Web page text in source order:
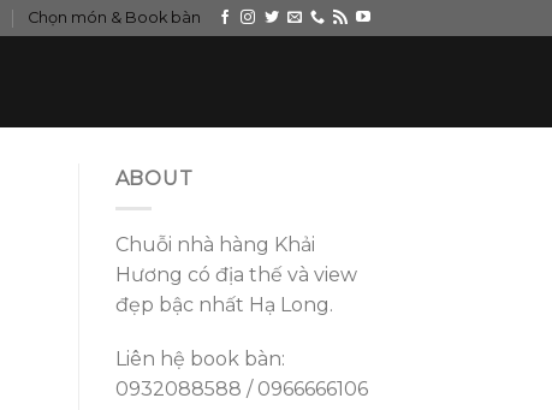
Chọn món & Book bàn
ABOUT
Chuỗi nhà hàng Khải
Hương có địa thế và view
đẹp bậc nhất Hạ Long.
Liên hệ book bàn:
0932088588 / 0966666106